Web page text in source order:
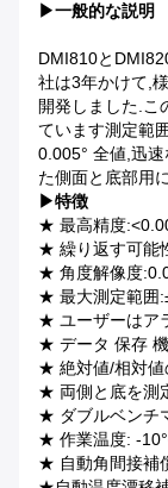
▶一般的な説明
DMI810と
社は3年かけて,
開発しました.こ
ています測定範
0.005° 全値,迅
た側面と底部用
▶特徴
★ 最高精度
★ 繰り返す可能
★ 角度解像度
★ 最大測定範囲
★ ユーザーはア
★ データ 保存
★ 絶対値/相対値
★ 両側と底を測
★ ダブルベンチ
★ 作業温度: -
★ 自動角間接補